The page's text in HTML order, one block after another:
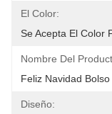
El Color:
Se Acepta El Color
Nombre Del
Feliz Navidad
Diseño: